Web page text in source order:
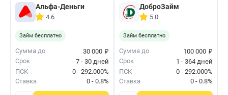
Альфа-Деньги
4.6
Займ бесплатно
Сумма до 30 000 ₽
Срок
7 - 30 дней
ПСК
0 - 292.000%
Ставка
0 - 0.8%
ДоброЗайм
5.0
Займ бесплатно
Сумма до 100 000 ₽
Срок
1 - 364 дней
ПСК
0 - 292.000%
Ставка
0 - 0.8%